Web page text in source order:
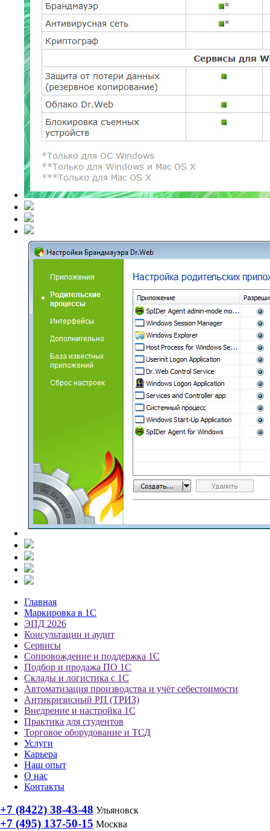
Главная
Маркировка в 1С
ЭПД 2026
Консультации и аудит
Сервисы
Сопровождение и поддержка 1С
Подбор и продажа ПО 1С
Склады и логистика с 1С
Автоматизация производства и учёт себестоимости
Антикризисный РП (ТРИЗ)
Внедрение и настройка 1С
Практика для студентов
Торговое оборудование и ТСД
Услуги
Карьера
Наш опыт
О нас
Контакты
+7 (8422) 38-43-48 Ульяновск
+7 (495) 137-50-15 Москва